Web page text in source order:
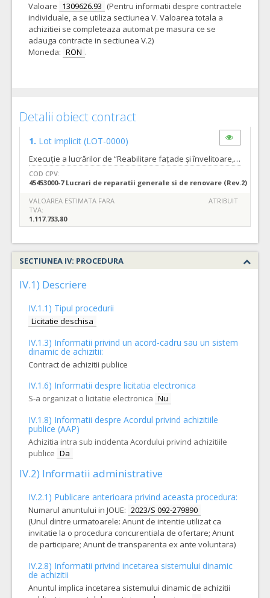
Valoare 1309626.93 (Pentru informatii despre contractele
individuale, a se utiliza sectiunea V. Valoarea totala a
achizitiei se completeaza automat pe masura ce se
adauga contracte in sectiunea V.2)
Moneda: RON .
Detalii obiect contract
1. Lot implicit (LOT-0000)
Execuție a lucrărilor de “Reabilitare fațade și învelitoare, reparații tâmplărie, semnalistică firmă și organizare de șantier, imobil str. Piața Unirii nr. 7” Tipurile de lucrari sunt cele descrise in caietul de sarcini/nr.144811 din 28.03.2023 si Proiect întocmit de proiectant S.C. PANNON PROIECT S.R.L si aprobat de benficiar. Lucrările care se vor executa sunt : - Refacerea tencuielilor exterioare; - Zugrăveli cromatice fațade culoare RAL 7044 - Refacerea soclului cu tencuială de asanare și zugrăveală silicatică de exterior în culoare maro; - Refacerea soclurilor; - Reabilitarea ferestrelor cu tâmplărie din lemn prezente pe fațade si vopsirea lor; - Repararea profilelor, ancadramentelor, brâielor; - Îndepărtarea cablurilor de la nivelul fațadelor; - Restaurarea integrală și unitară a tâmplăriilor; - Vopsitoria tâmplăriilor și a elementelor metalice; - Îndepărtarea finisajelor neconforme; - Refacerea suprafețelor afectate; - Îndepărtarea sau mascarea cablurilor de pe fațade; - Desfacerea si înlocuirea sistemului de colectare a apelor pluviale; - Înlocuirea elementelor degradate ale șarpantei; - Schimbarea învelitorii; - Montarea unui sistem parazăpadă cu grilaj pe poala acoperisului, înspre stradă; - Refacerea feței superioare a plăcii de beton a balconului. Termenul pana la care orice operator economic interesat are dreptul de a solicita clarificari sau informatii suplimentare in legatura cu documentatia de atribuire este de 20 zile inainte de data limita de depunere a ofertelor. Autoritatea contractanta va raspunde in mod clar si complet tuturor solicitarilor de clarificari in a 11 a zi inainte de data limita de depunere a ofertelor. Solicitarile de clarificari vor fi transmise in format editabil.
COD CPV:
45453000-7 Lucrari de reparatii generale si de renovare (Rev.2)
VALOAREA ESTIMATA FARA
TVA:
1.117.733,80
ATRIBUIT
SECTIUNEA IV: PROCEDURA
IV.1) Descriere
IV.1.1) Tipul procedurii
Licitatie deschisa
IV.1.3) Informatii privind un acord-cadru sau un sistem
dinamic de achizitii:
Contract de achizitii publice
IV.1.6) Informatii despre licitatia electronica
S-a organizat o licitatie electronica Nu
IV.1.8) Informatii despre Acordul privind achizitiile
publice (AAP)
Achizitia intra sub incidenta Acordului privind achizitiile
publice Da
IV.2) Informatii administrative
IV.2.1) Publicare anterioara privind aceasta procedura:
Numarul anuntului in JOUE: 2023/S 092-279890
(Unul dintre urmatoarele: Anunt de intentie utilizat ca
invitatie la o procedura concurentiala de ofertare; Anunt
de participare; Anunt de transparenta ex ante voluntara)
IV.2.8) Informatii privind incetarea sistemului dinamic
de achizitii
Anuntul implica incetarea sistemului dinamic de achizitii